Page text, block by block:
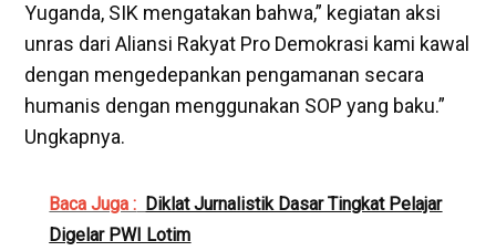
Yuganda, SIK mengatakan bahwa,” kegiatan aksi
unras dari Aliansi Rakyat Pro Demokrasi kami kawal
dengan mengedepankan pengamanan secara
humanis dengan menggunakan SOP yang baku.”
Ungkapnya.
Baca Juga : Diklat Jurnalistik Dasar Tingkat Pelajar
Digelar PWI Lotim